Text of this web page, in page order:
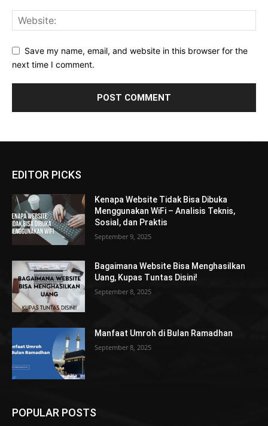
Save my name, email, and website in this browser for the
next time I comment.
EDITOR PICKS
Kenapa Website Tidak Bisa Dibuka
Menggunakan WiFi – Analisis Teknis,
Sosial, dan Praktis
September 9, 2025
Bagaimana Website Bisa Menghasilkan
Uang, Kupas Tuntas Disini!
September 8, 2025
Manfaat Umroh di Bulan Ramadhan
September 8, 2025
POPULAR POSTS